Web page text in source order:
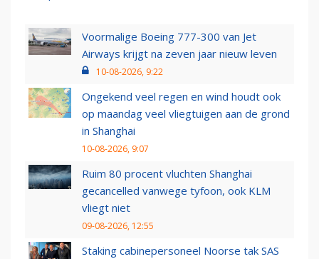
Voormalige Boeing 777-300 van Jet
Airways krijgt na zeven jaar nieuw leven
10-08-2026, 9:22
Ongekend veel regen en wind houdt ook
op maandag veel vliegtuigen aan de grond
in Shanghai
10-08-2026, 9:07
Ruim 80 procent vluchten Shanghai
gecancelled vanwege tyfoon, ook KLM
vliegt niet
09-08-2026, 12:55
Staking cabinepersoneel Noorse tak SAS